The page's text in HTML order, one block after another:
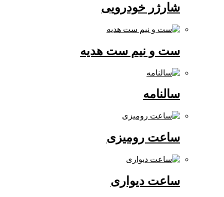
شارژر خودرویی
ست و نیم ست هدیه
ساعت رومیزی
ساعت دیواری